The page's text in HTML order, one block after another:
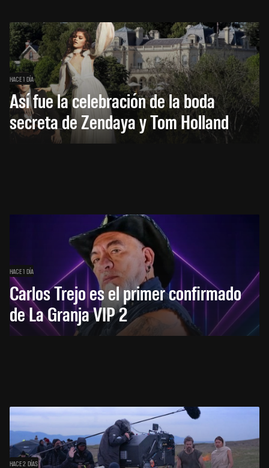
HACE 1 DÍA
Así fue la celebración de la boda
secreta de Zendaya y Tom Holland
HACE 1 DÍA
Carlos Trejo es el primer confirmado
de La Granja VIP 2
HACE 2 DÍAS